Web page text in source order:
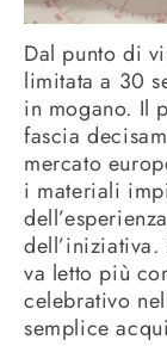
Dal punto di
limitata a 30
in mogano. Il
fascia
mercato
i materiali
dell’iniziativa.
va letto più
celebrativo
semplice